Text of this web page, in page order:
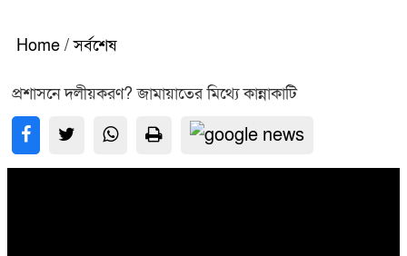
Home / সর্বশেষ
প্রশাসনে দলীয়করণ? জামায়াতের মিথ্যে কান্নাকাটি